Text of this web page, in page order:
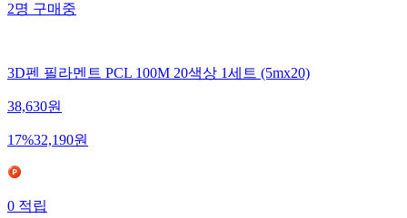
2명 구매중
3D펜 필라멘트 PCL 100M 20색상 1세트 (5mx20)
38,630원
17%32,190원
0적립